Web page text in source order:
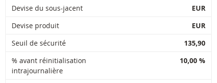
2026 17:50
Historique de réinitialisation xlsx
Devise du sous-jacent
EUR
Devise produit
EUR
Seuil de sécurité
135,90
% avant réinitialisation
intrajournalière
10,00 %